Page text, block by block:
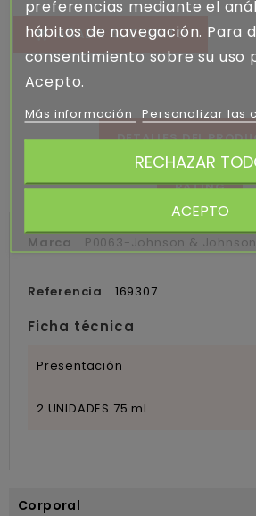
 AÑADIR AL CARRITO
DETALLES DEL
RATING
Marca P0063-Johnson & Johnson
Referencia 169307
Ficha técnica
Presentación
2 UNIDADES 75 ml
Corporal
preferencias mediante el
hábitos de navegación. Para
consentimiento sobre su uso
Acepto.
Más información Personalizar las
RECHAZAR
ACEPTO